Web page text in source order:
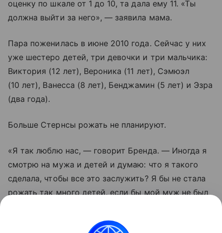
оценку по шкале от 1 до 10, та дала ему 11. «Ты
должна выйти за него», — заявила мама.
Пара поженилась в июне 2010 года. Сейчас у них
уже шестеро детей, три девочки и три мальчика:
Виктория (12 лет), Вероника (11 лет), Сэмюэл
(10 лет), Ванесса (8 лет), Бенджамин (5 лет) и Эзра
(два года).
Больше Стернсы рожать не планируют.
«Я так люблю нас, — говорит Бренда. — Иногда я
смотрю на мужа и детей и думаю: что я такого
сделала, чтобы все это заслужить? Я бы не стала
рожать так много детей, если бы мой муж не был
спрашивает: "Тебе нужна помощь?" Он не